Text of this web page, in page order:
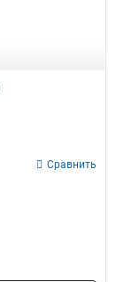
Сравнить